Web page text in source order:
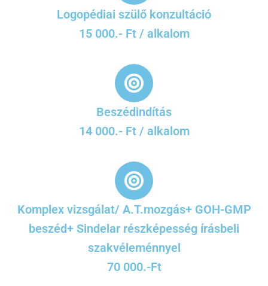
Logopédiai szülő konzultáció
15 000.- Ft / alkalom
Beszédindítás
14 000.- Ft / alkalom
Komplex vizsgálat/ A.T.mozgás+ GOH-GMP
beszéd+ Sindelar részképesség írásbeli
szakvéleménnyel
70 000.-Ft